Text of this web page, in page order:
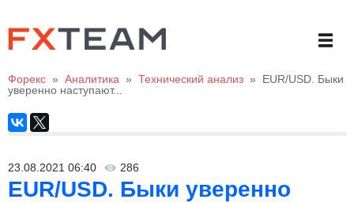
Форекс » Аналитика » Технический анализ »
EUR/USD. Быки
уверенно наступают...
23.08.2021 06:40 286
EUR/USD. Быки уверенно